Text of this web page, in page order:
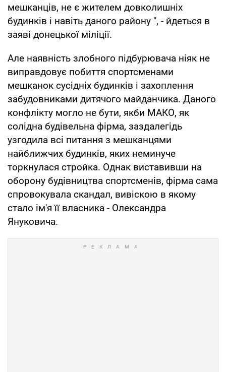
мешканців, не є жителем довколишніх
будинків і навіть даного району ", - йдеться в
заяві донецької міліції.
Але наявність злобного підбурювача ніяк не
виправдовує побиття спортсменами
мешканок сусідніх будинків і захоплення
забудовниками дитячого майданчика. Даного
конфлікту могло не бути, якби МАКО, як
солідна будівельна фірма, заздалегідь
узгодила всі питання з мешканцями
найближчих будинків, яких неминуче
торкнулася стройка. Однак виставивши на
оборону будівництва спортсменів, фірма сама
спровокувала скандал, вивіскою в якому
стало ім'я її власника - Олександра
Януковича.